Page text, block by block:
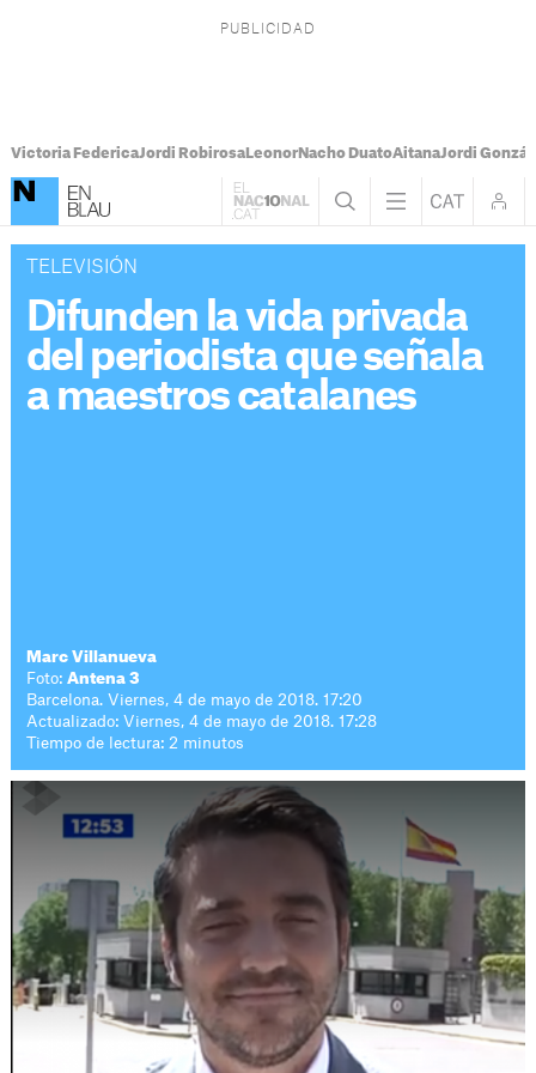
Victoria FedericaJordi RobirosaLeonorNacho DuatoAitanaJordi
TELEVISIÓN
Difunden la vida privada
del periodista que señala
a maestros catalanes
Marc Villanueva
Foto:Antena 3
Barcelona. Viernes, 4 de mayo de 2018. 17:20
Actualizado: Viernes, 4 de mayo de 2018. 17:28
Tiempo de lectura: 2 minutos